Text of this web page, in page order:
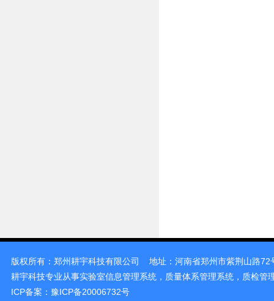
版权所有： 郑州耕宇科技有限公司
地址：河南省郑州市紫荆山路
耕宇科技专业从事实验室信息管理系统，质量体系管理系统，质检
ICP备案： 豫ICP备20006732号